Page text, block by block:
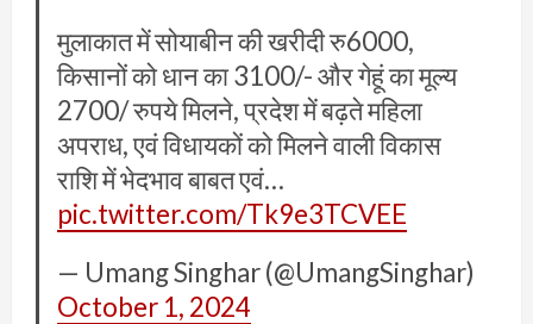
मुलाकात में सोयाबीन की खरीदी रु6000,
किसानों को धान का 3100/- और गेहूं का मूल्य
2700/ रुपये मिलने, प्रदेश में बढ़ते महिला
अपराध, एवं विधायकों को मिलने वाली विकास
राशि में भेदभाव बाबत एवं…
pic.twitter.com/Tk9e3TCVEE
— Umang Singhar (@UmangSinghar)
October 1, 2024